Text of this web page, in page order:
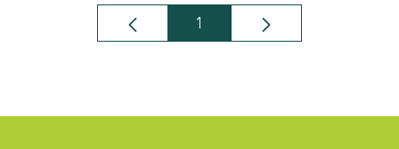
Seite
1